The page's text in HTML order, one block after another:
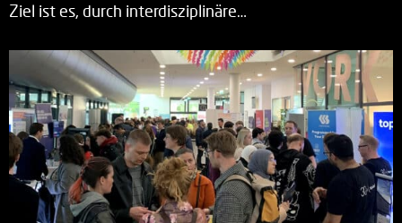
Ziel ist es, durch interdisziplinäre…